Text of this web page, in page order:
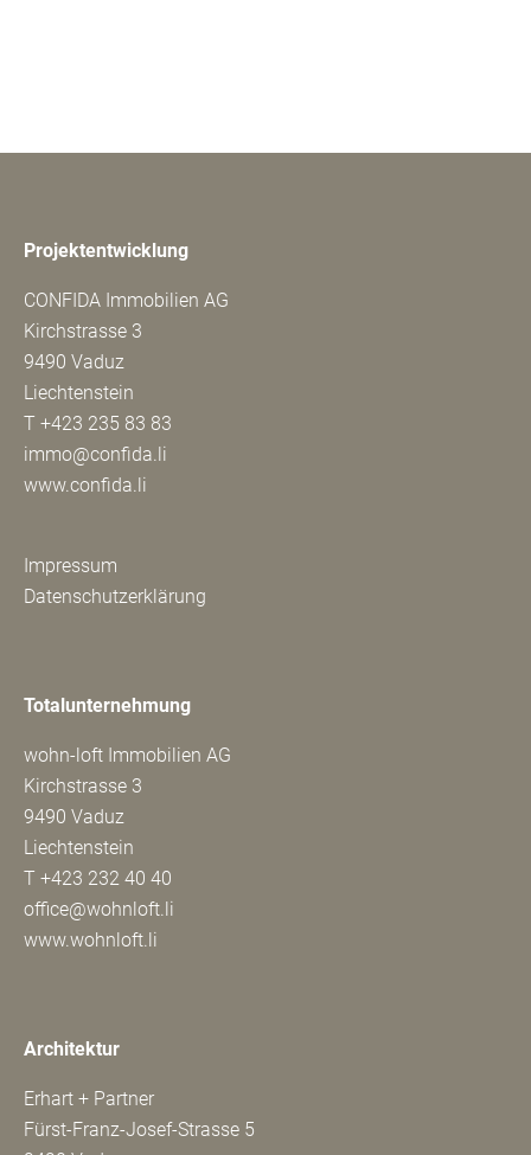
Projektentwicklung
CONFIDA Immobilien AG
Kirchstrasse 3
9490 Vaduz
Liechtenstein
T +423 235 83 83
immo@confida.li
www.confida.li
Impressum
Datenschutzerklärung
Totalunternehmung
wohn-loft Immobilien AG
Kirchstrasse 3
9490 Vaduz
Liechtenstein
T +423 232 40 40
office@wohnloft.li
www.wohnloft.li
Architektur
Erhart + Partner
Fürst-Franz-Josef-Strasse 5